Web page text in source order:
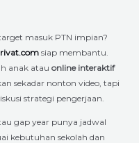
masuk PTN impian?
siap membantu.
anak atau online interaktif
sekadar nonton video, tapi
strategi pengerjaan.
gap year punya jadwal
kebutuhan sekolah dan